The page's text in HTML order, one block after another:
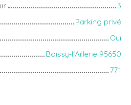
3
Parking privé
Oui
Boissy-l'Aillerie 95650
771